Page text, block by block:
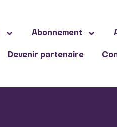
Abonnement
Devenir partenaire